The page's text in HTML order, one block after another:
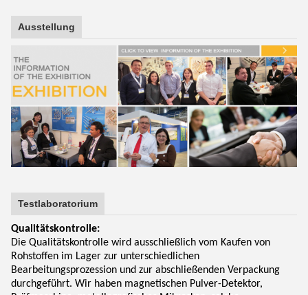
Ausstellung
Testlaboratorium
Qualitätskontrolle:
Die Qualitätskontrolle wird ausschließlich vom Kaufen von
Rohstoffen im Lager zur unterschiedlichen
Bearbeitungsprozession und zur abschließenden Verpackung
durchgeführt. Wir haben magnetischen Pulver-Detektor,